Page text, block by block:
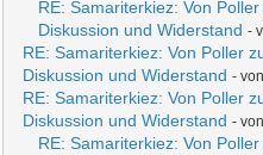
RE: Samariterkiez: Von
Diskussion und Widerstand -
RE: Samariterkiez: Von Poller
Diskussion und Widerstand - von
RE: Samariterkiez: Von Poller
Diskussion und Widerstand -
RE: Samariterkiez: Von